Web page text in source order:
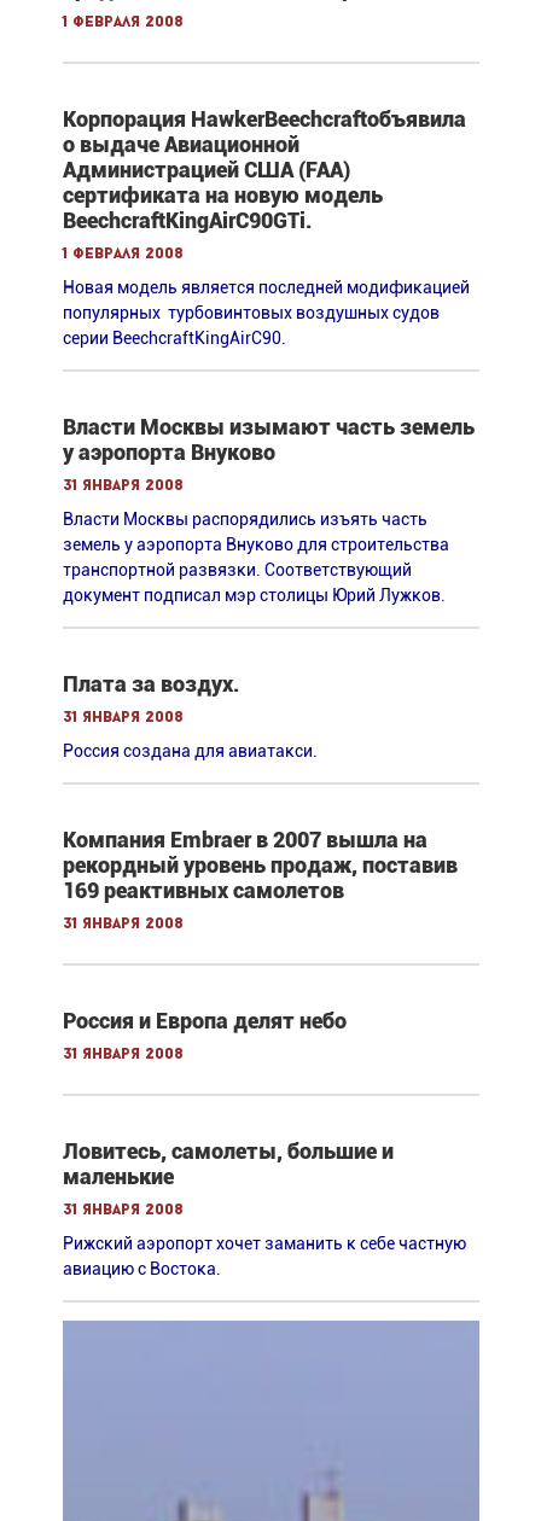
1 февраля 2008
Корпорация HawkerBeechcraftобъявила
о выдаче Авиационной
Администрацией США (FAA)
сертификата на новую модель
BeechcraftKingAirC90GTi.
1 февраля 2008
Новая модель является последней модификацией
популярных турбовинтовых воздушных судов
серии BeechcraftKingAirC90.
Власти Москвы изымают часть земель
у аэропорта Внуково
31 января 2008
Власти Москвы распорядились изъять часть
земель у аэропорта Внуково для строительства
транспортной развязки. Cоответствующий
документ подписал мэр столицы Юрий Лужков.
Плата за воздух.
31 января 2008
Россия создана для авиатакси.
Компания Embraer в 2007 вышла на
рекордный уровень продаж, поставив
169 реактивных самолетов
31 января 2008
Россия и Европа делят небо
31 января 2008
Ловитесь, самолеты, большие и
маленькие
31 января 2008
Рижский аэропорт хочет заманить к себе частную
авиацию с Востока.